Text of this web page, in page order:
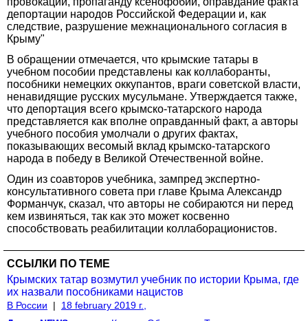
депортации народов Российской Федерации и, как
следствие, разрушение межнационального согласия в
Крыму"
В обращении отмечается, что крымские татары в
учебном пособии представлены как коллаборанты,
пособники немецких оккупантов, враги советской власти,
ненавидящие русских мусульмане. Утверждается также,
что депортация всего крымско-татарского народа
представляется как вполне оправданный факт, а авторы
учебного пособия умолчали о других фактах,
показывающих весомый вклад крымско-татарского
народа в победу в Великой Отечественной войне.
Один из соавторов учебника, зампред экспертно-
консультативного совета при главе Крыма Александр
Форманчук, сказал, что авторы не собираются ни перед
кем извиняться, так как это может косвенно
способствовать реабилитации коллаборационистов.
ССЫЛКИ ПО ТЕМЕ
Крымских татар возмутил учебник по истории Крыма, где
их назвали пособниками нацистов
В России |
18 february 2019 г.,